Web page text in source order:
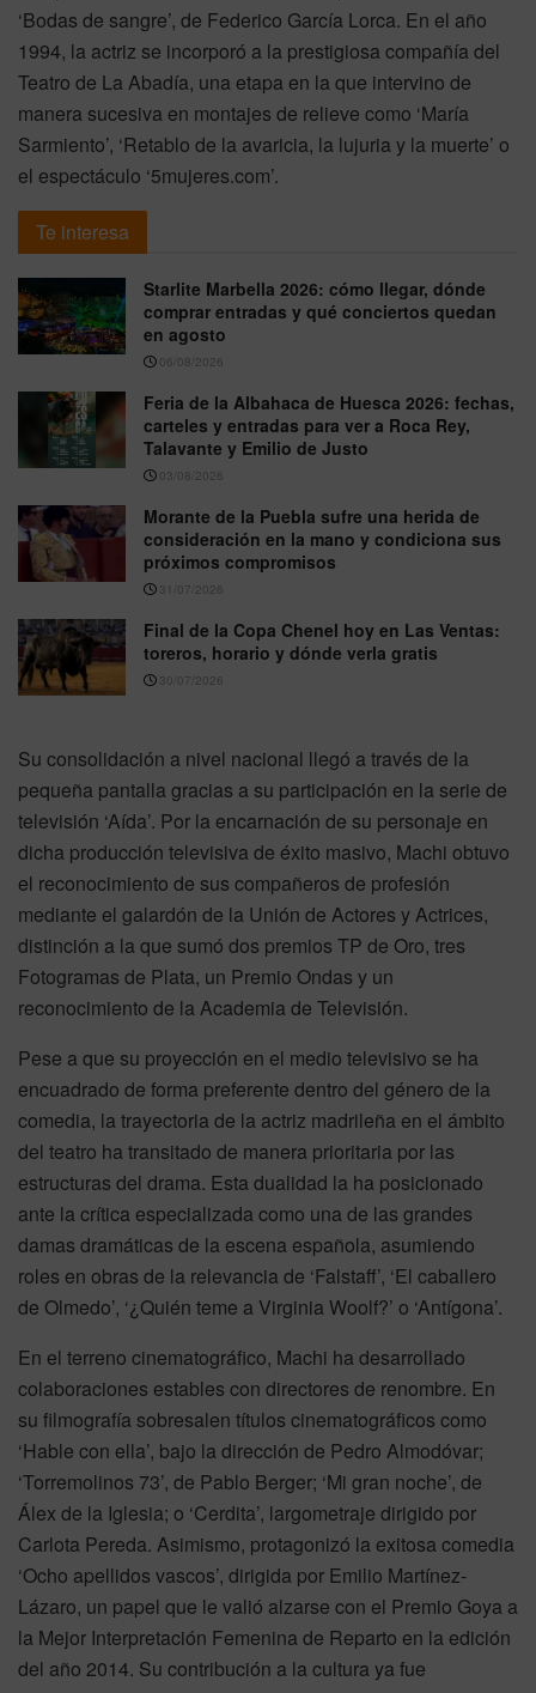
‘Bodas de sangre’, de Federico García Lorca. En el año
1994, la actriz se incorporó a la prestigiosa compañía del
Teatro de La Abadía, una etapa en la que intervino de
manera sucesiva en montajes de relieve como ‘María
Sarmiento’, ‘Retablo de la avaricia, la lujuria y la muerte’ o
el espectáculo ‘5mujeres.com’.
Te interesa
Starlite Marbella 2026: cómo llegar, dónde
comprar entradas y qué conciertos quedan
en agosto
06/08/2026
Feria de la Albahaca de Huesca 2026: fechas,
carteles y entradas para ver a Roca Rey,
Talavante y Emilio de Justo
03/08/2026
Morante de la Puebla sufre una herida de
consideración en la mano y condiciona sus
próximos compromisos
31/07/2026
Final de la Copa Chenel hoy en Las Ventas:
toreros, horario y dónde verla gratis
30/07/2026
Su consolidación a nivel nacional llegó a través de la
pequeña pantalla gracias a su participación en la serie de
televisión ‘Aída’. Por la encarnación de su personaje en
dicha producción televisiva de éxito masivo, Machi obtuvo
el reconocimiento de sus compañeros de profesión
mediante el galardón de la Unión de Actores y Actrices,
distinción a la que sumó dos premios TP de Oro, tres
Fotogramas de Plata, un Premio Ondas y un
reconocimiento de la Academia de Televisión.
Pese a que su proyección en el medio televisivo se ha
encuadrado de forma preferente dentro del género de la
comedia, la trayectoria de la actriz madrileña en el ámbito
del teatro ha transitado de manera prioritaria por las
estructuras del drama. Esta dualidad la ha posicionado
ante la crítica especializada como una de las grandes
damas dramáticas de la escena española, asumiendo
roles en obras de la relevancia de ‘Falstaff’, ‘El caballero
de Olmedo’, ‘¿Quién teme a Virginia Woolf?’ o ‘Antígona’.
En el terreno cinematográfico, Machi ha desarrollado
colaboraciones estables con directores de renombre. En
su filmografía sobresalen títulos cinematográficos como
‘Hable con ella’, bajo la dirección de Pedro Almodóvar;
‘Torremolinos 73’, de Pablo Berger; ‘Mi gran noche’, de
Álex de la Iglesia; o ‘Cerdita’, largometraje dirigido por
Carlota Pereda. Asimismo, protagonizó la exitosa comedia
‘Ocho apellidos vascos’, dirigida por Emilio Martínez-
Lázaro, un papel que le valió alzarse con el Premio Goya a
la Mejor Interpretación Femenina de Reparto en la edición
del año 2014. Su contribución a la cultura ya fue